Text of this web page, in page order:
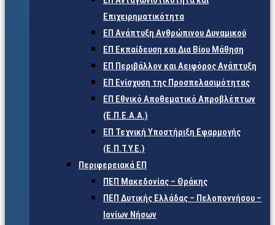
Επιχειρηματικότητα
ΕΠ Ανάπτυξη Ανθρώπινου Δυναμικού
ΕΠ Εκπαίδευση και Δια Βίου Μάθηση
ΕΠ Περιβάλλον και Αειφόρος Ανάπτυξη
ΕΠ Ενίσχυση της Προσπελασιμότητας
ΕΠ Εθνικό Αποθεματικό Απροβλέπτων
(Ε.Π.Ε.Α.Α.)
ΕΠ Τεχνική Υποστήριξη Εφαρμογής
(Ε.Π.Τ.Υ.Ε.)
Περιφερειακά ΕΠ
ΠΕΠ Μακεδονίας – Θράκης
ΠΕΠ Δυτικής Ελλάδας – Πελοποννήσου –
Ιονίων Νήσων